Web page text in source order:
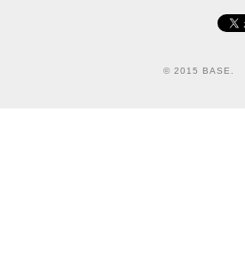
© 2015 BASE.